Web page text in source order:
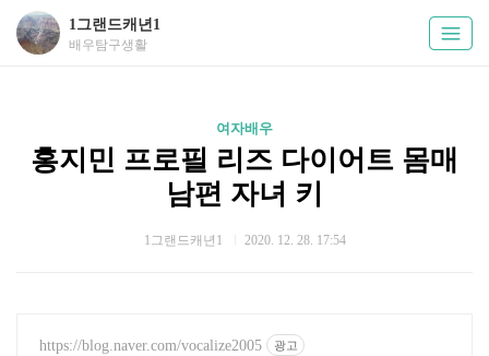
1그랜드캐년1
배우탐구생활
여자배우
홍지민 프로필 리즈 다이어트 몸매
남편 자녀 키
1그랜드캐년1 2020. 12. 28. 17:54
https://blog.naver.com/vocalize2005 광고